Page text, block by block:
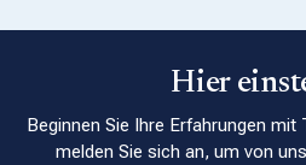
Hier
Beginnen Sie Ihre Erfahrungen
melden Sie sich an, um von